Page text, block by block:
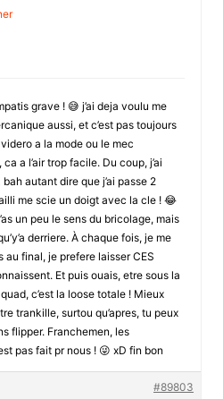
grave ! 😅 j’ai deja voulu me
aussi, et c’est pas toujours
a la mode ou le mec
a l’air trop facile. Du coup, j’ai
autant dire que j’ai passe 2
me scie un doigt avec la cle ! 😂
un peu le sens du bricolage, mais
derriere. À chaque fois, je me
au final, je prefere laisser CES
Et puis ouais, etre sous la
c’est la loose totale ! Mieux
trankille, surtou qu’apres, tu peux
flipper. Franchemen, les
pas fait pr nous ! 😜 xD fin bon
#89803